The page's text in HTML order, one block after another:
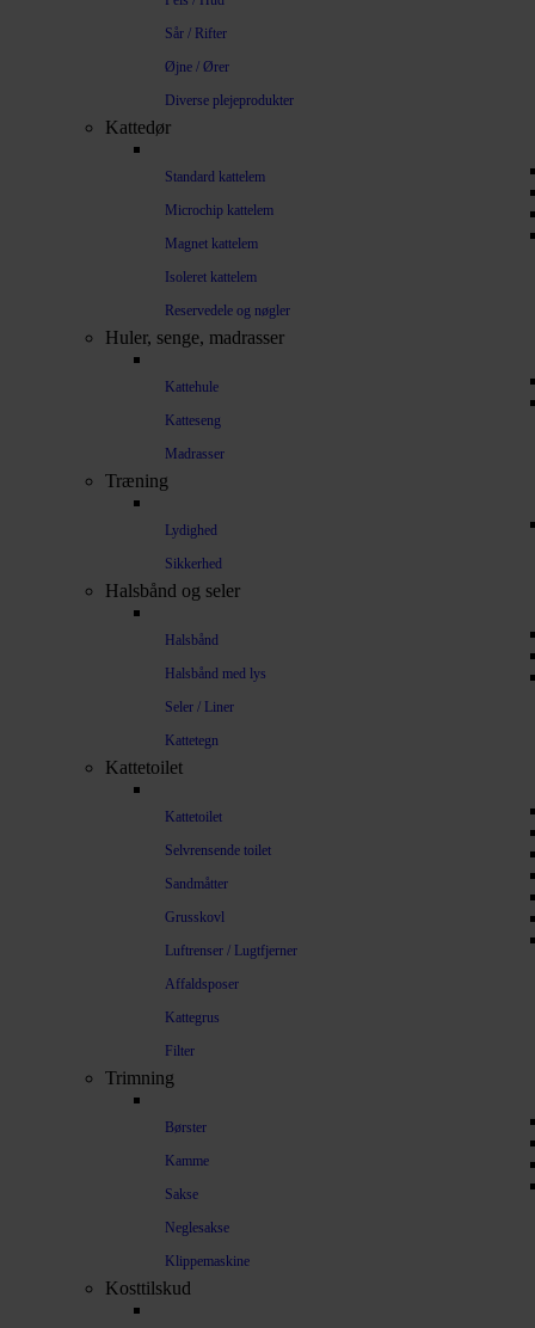
Sår / Rifter
Øjne / Ører
Diverse plejeprodukter
Kattedør
Standard kattelem
Microchip kattelem
Magnet kattelem
Isoleret kattelem
Reservedele og nøgler
Huler, senge, madrasser
Kattehule
Katteseng
Madrasser
Træning
Lydighed
Sikkerhed
Halsbånd og seler
Halsbånd
Halsbånd med lys
Seler / Liner
Kattetegn
Kattetoilet
Kattetoilet
Selvrensende toilet
Sandmåtter
Grusskovl
Luftrenser / Lugtfjerner
Affaldsposer
Kattegrus
Filter
Trimning
Børster
Kamme
Sakse
Neglesakse
Klippemaskine
Kosttilskud